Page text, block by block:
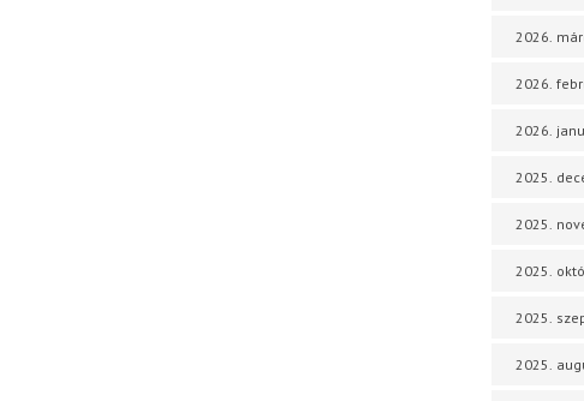
2026.
2026.
2026.
2025.
2025.
2025.
2025.
2025.